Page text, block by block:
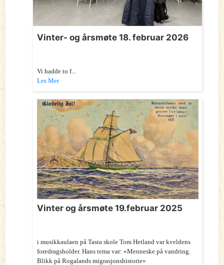
Vinter- og årsmøte 18. februar 2026
Vi hadde to f...
Les Mer
Vinter og årsmøte 19.februar 2025
i musikkaulaen på Tasta skole Tom Hetland var kveldens
foredragsholder. Hans tema var: «Menneske på vandring.
Blikk på Rogalands migrasjonshistorie»